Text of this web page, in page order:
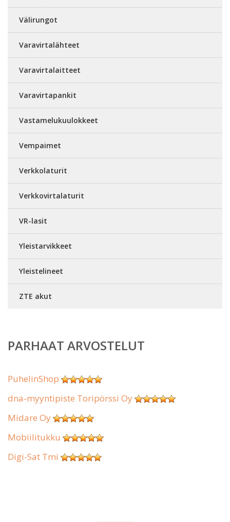
Välirungot
Varavirtalähteet
Varavirtalaitteet
Varavirtapankit
Vastamelukuulokkeet
Vempaimet
Verkkolaturit
Verkkovirtalaturit
VR-lasit
Yleistarvikkeet
Yleistelineet
ZTE akut
PARHAAT ARVOSTELUT
PuhelinShop
dna-myyntipiste Toripörssi Oy
Midare Oy
Mobiilitukku
Digi-Sat Tmi